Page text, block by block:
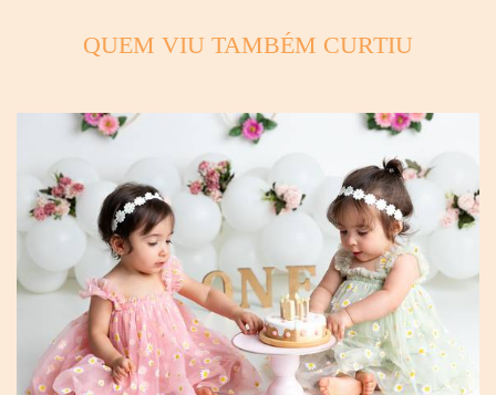
QUEM VIU TAMBÉM CURTIU